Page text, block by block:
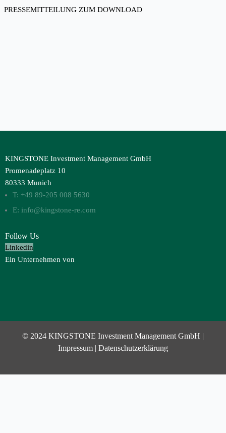
PRESSEMITTEILUNG ZUM DOWNLOAD
KINGSTONE Investment Management GmbH
Promenadeplatz 10
80333 Munich
T: +49 89-205 008 5630
E: info@kingstone-re.com
Follow Us
Linkedin
Ein Unternehmen von
© 2024 KINGSTONE Investment Management GmbH |
Impressum | Datenschutzerklärung